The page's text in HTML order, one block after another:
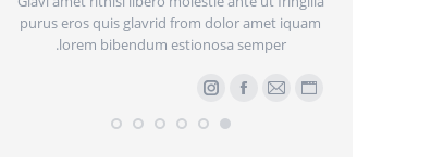
purus eros quis glavrid from dolor amet iquam
lorem bibendum estionosa semper.
وبلاگایمیل فیسبوکاینستاگرام